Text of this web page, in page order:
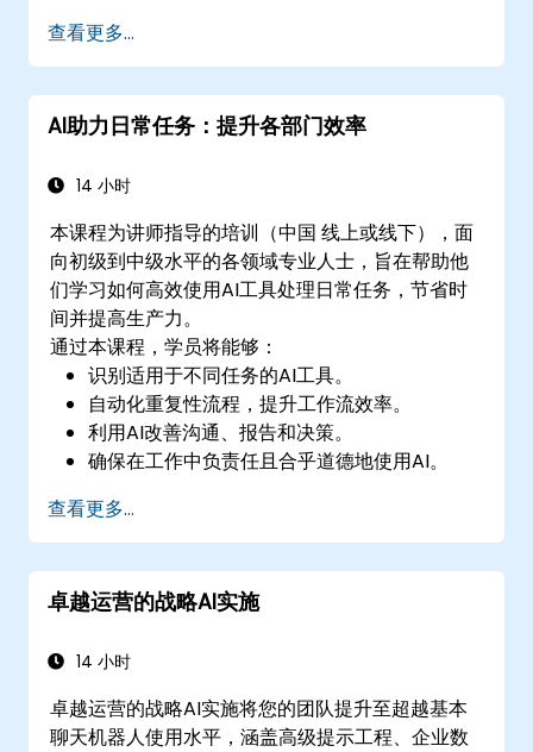
查看更多...
AI助力日常任务：提升各部门效率
14 小时
本课程为讲师指导的培训（中国 线上或线下），面
向初级到中级水平的各领域专业人士，旨在帮助他
们学习如何高效使用AI工具处理日常任务，节省时
间并提高生产力。
通过本课程，学员将能够：
识别适用于不同任务的AI工具。
自动化重复性流程，提升工作流效率。
利用AI改善沟通、报告和决策。
确保在工作中负责任且合乎道德地使用AI。
查看更多...
卓越运营的战略AI实施
14 小时
卓越运营的战略AI实施将您的团队提升至超越基本
聊天机器人使用水平，涵盖高级提示工程、企业数